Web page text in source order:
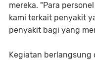
mereka. "Para
kami terkait penyakit
penyakit bagi yang
Kegiatan berlangsung